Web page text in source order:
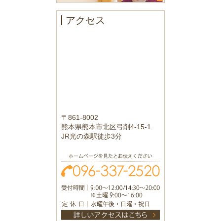
アクセス
〒861-8002
熊本県熊本市北区弓削4-15-1
JR光の森駅徒歩3分